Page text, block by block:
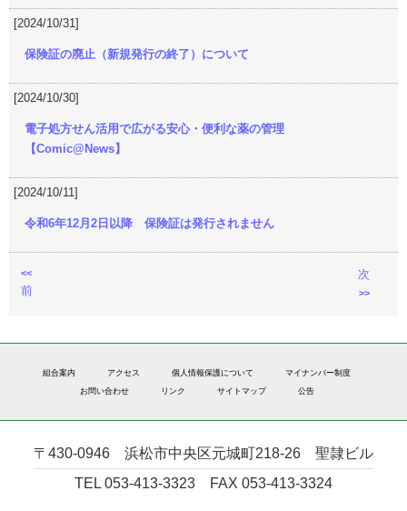
[2024/10/31]
保険証の廃止（新規発行の終了）について
[2024/10/30]
電子処方せん活用で広がる安心・便利な薬の管理
【Comic@News】
[2024/10/11]
令和6年12月2日以降 保険証は発行されません
<<
前
次
>>
組合案内 アクセス 個人情報保護について
マイナンバー制度
お問い合わせ
リンク サイトマップ 公告
〒430-0946 浜松市中央区元城町218-26 聖隷ビル
TEL 053-413-3323 FAX 053-413-3324